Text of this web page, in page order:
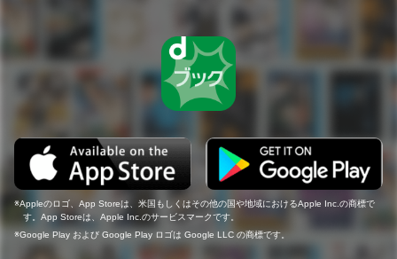
Appleのロゴ、App Storeは、米国もしくはその他の国や地域におけるApple Inc.の商標で
す。App Storeは、Apple Inc.のサービスマークです。
Google Play および Google Play ロゴは Google LLC の商標です。